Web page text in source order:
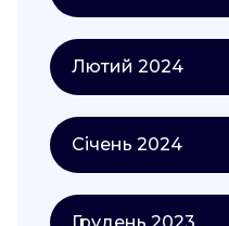
Лютий 2024
Січень 2024
Грудень 2023